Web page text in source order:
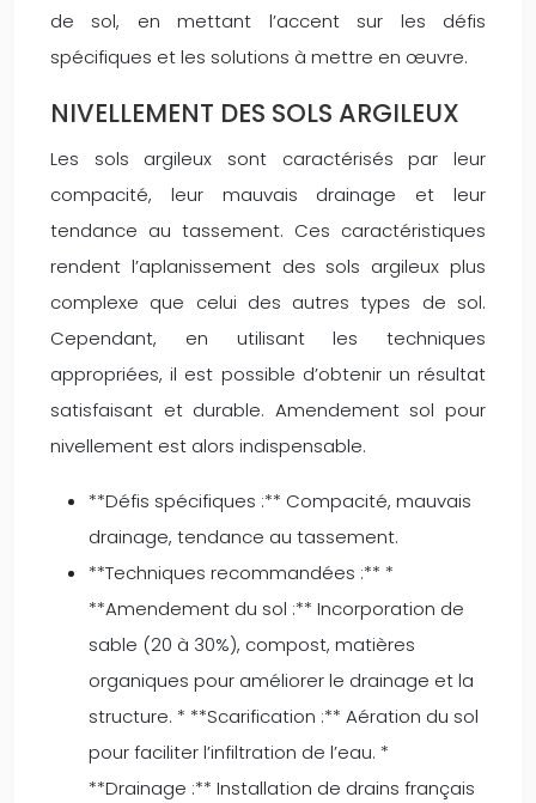
de sol, en mettant l’accent sur les défis
spécifiques et les solutions à mettre en œuvre.
NIVELLEMENT DES SOLS ARGILEUX
Les sols argileux sont caractérisés par leur
compacité, leur mauvais drainage et leur
tendance au tassement. Ces caractéristiques
rendent l’aplanissement des sols argileux plus
complexe que celui des autres types de sol.
Cependant, en utilisant les techniques
appropriées, il est possible d’obtenir un résultat
satisfaisant et durable. Amendement sol pour
nivellement est alors indispensable.
**Défis spécifiques :** Compacité, mauvais
drainage, tendance au tassement.
**Techniques recommandées :** *
**Amendement du sol :** Incorporation de
sable (20 à 30%), compost, matières
organiques pour améliorer le drainage et la
structure. * **Scarification :** Aération du sol
pour faciliter l’infiltration de l’eau. *
**Drainage :** Installation de drains français